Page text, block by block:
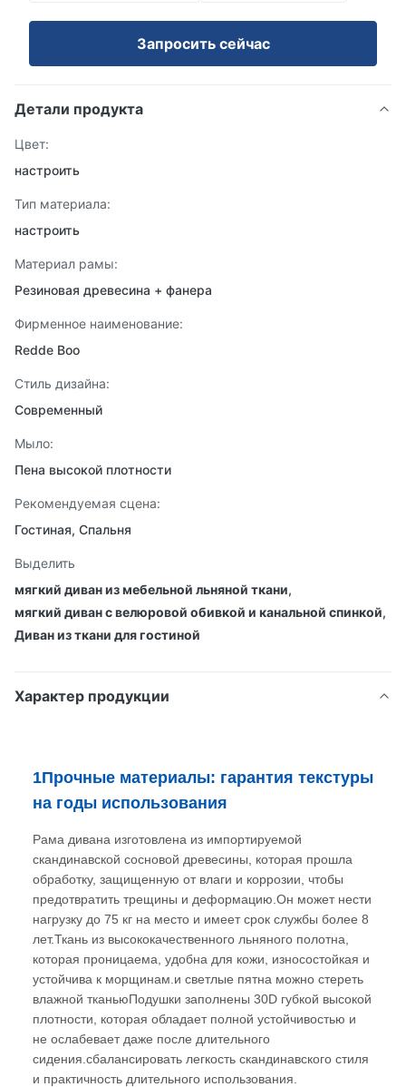
Запросить сейчас
Детали продукта
Цвет:
настроить
Тип материала:
настроить
Материал рамы:
Резиновая древесина + фанера
Фирменное наименование:
Redde Boo
Стиль дизайна:
Современный
Мыло:
Пена высокой плотности
Рекомендуемая сцена:
Гостиная, Спальня
Выделить
мягкий диван из мебельной льняной ткани,
мягкий диван с велюровой обивкой и канальной спинкой,
Диван из ткани для гостиной
Характер продукции
1Прочные материалы: гарантия текстуры
на годы использования
Рама дивана изготовлена из импортируемой
скандинавской сосновой древесины, которая прошла
обработку, защищенную от влаги и коррозии, чтобы
предотвратить трещины и деформацию.Он может нести
нагрузку до 75 кг на место и имеет срок службы более 8
лет.Ткань из высококачественного льняного полотна,
которая проницаема, удобна для кожи, износостойкая и
устойчива к морщинам.и светлые пятна можно стереть
влажной тканьюПодушки заполнены 30D губкой высокой
плотности, которая обладает полной устойчивостью и
не ослабевает даже после длительного
сидения.сбалансировать легкость скандинавского стиля
и практичность длительного использования.